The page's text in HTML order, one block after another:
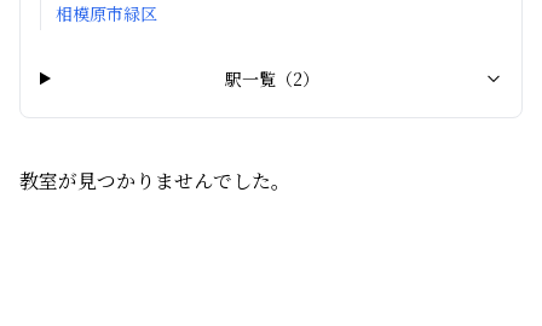
相模原市緑区
駅一覧（2）
教室が見つかりませんでした。